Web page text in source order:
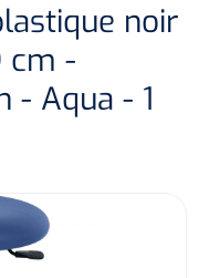
noir
cm -
- Aqua - 1